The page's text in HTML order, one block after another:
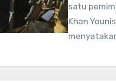
satu
Khan